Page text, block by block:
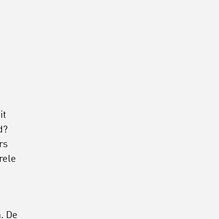
De